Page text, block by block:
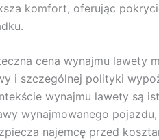
komfort, oferując
cena wynajmu lawety
i szczególnej polityki
wynajmu lawety są
wynajmowanego
najemcę przed